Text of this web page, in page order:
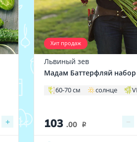
+
Хит продаж
Львиный зев
Мадам Баттерфляй набор
60-70 см солнце
103 .00 i −